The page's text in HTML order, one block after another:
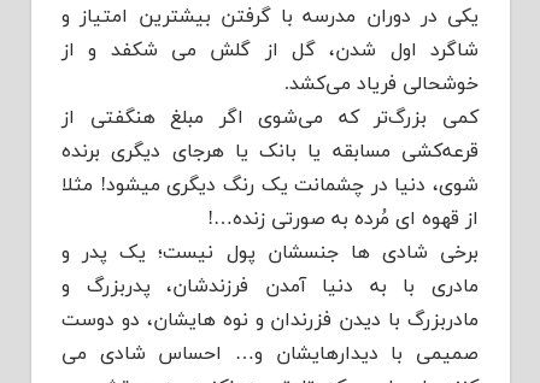
یکی در دوران مدرسه با گرفتن بیشترین امتیاز و
شاگرد اول شدن، گل از گلش می شکفد و از
خوشحالی فریاد می‌کشد.
کمی بزرگ‌تر که می‌شوی اگر مبلغ هنگفتی از
قرعه‌کشی مسابقه یا بانک یا هرجای دیگری برنده
شوی، دنیا در چشمانت یک رنگ دیگری میشود! مثلا
از قهوه ای مُرده به صورتی زنده…!
برخی شادی ها جنسشان پول نیست؛ یک پدر و
مادری با به دنیا آمدن فرزندشان، پدربزرگ و
مادربزرگ با دیدن فزرندان و نوه هایشان، دو دوست
صمیمی با دیدارهایشان و… احساس شادی می